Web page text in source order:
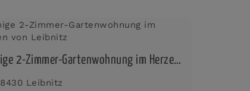
Ruhige 2-Zimmer-Gartenwohnung im Herzen von Leibnitz
8430 Leibnitz